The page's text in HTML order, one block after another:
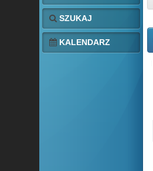
SZUKAJ
KALENDARZ